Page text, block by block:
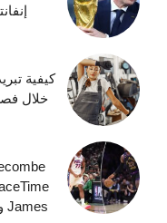
كيفية
خلال
James والذي تركه “geekin”